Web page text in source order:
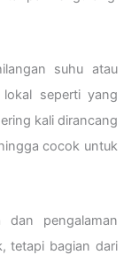
suhu atau
seperti yang
kali dirancang
cocok untuk
dan pengalaman
tetapi bagian dari